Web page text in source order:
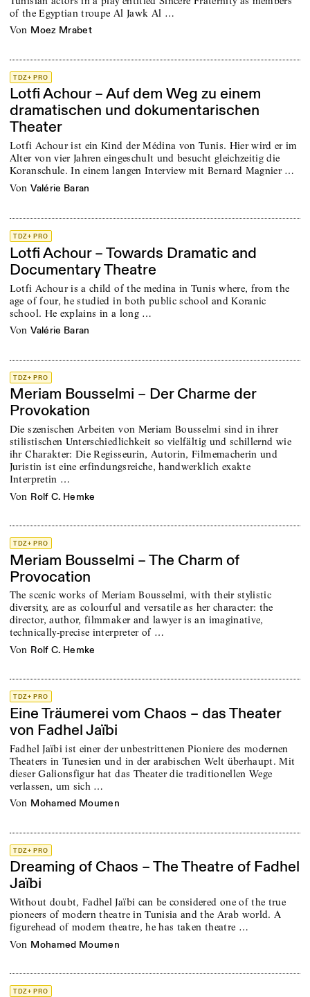
of the Egyptian troupe Al Jawk Al …
von Moez Mrabet
TDZ+ PRO
Lotfi Achour – Auf dem Weg zu einem
dramatischen und dokumentarischen
Theater
Lotfi Achour ist ein Kind der Médina von Tunis. Hier wird er im
Alter von vier Jahren eingeschult und besucht gleichzeitig die
Koranschule. In einem langen Interview mit Bernard Magnier …
von Valérie Baran
TDZ+ PRO
Lotfi Achour – Towards Dramatic and
Documentary Theatre
Lotfi Achour is a child of the medina in Tunis where, from the
age of four, he studied in both public school and Koranic
school. He explains in a long …
von Valérie Baran
TDZ+ PRO
Meriam Bousselmi – Der Charme der
Provokation
Die szenischen Arbeiten von Meriam Bousselmi sind in ihrer
stilistischen Unterschiedlichkeit so vielfältig und schillernd wie
ihr Charakter: Die Regisseurin, Autorin, Filmemacherin und
Juristin ist eine erfindungsreiche, handwerklich exakte
Interpretin …
von Rolf C. Hemke
TDZ+ PRO
Meriam Bousselmi – The Charm of
Provocation
The scenic works of Meriam Bousselmi, with their stylistic
diversity, are as colourful and versatile as her character: the
director, author, filmmaker and lawyer is an imaginative,
technically-precise interpreter of …
von Rolf C. Hemke
TDZ+ PRO
Eine Träumerei vom Chaos – das Theater
von Fadhel Jaïbi
Fadhel Jaïbi ist einer der unbestrittenen Pioniere des modernen
Theaters in Tunesien und in der arabischen Welt überhaupt. Mit
dieser Galionsfigur hat das Theater die traditionellen Wege
verlassen, um sich …
von Mohamed Moumen
TDZ+ PRO
Dreaming of Chaos – The Theatre of Fadhel
Jaïbi
Without doubt, Fadhel Jaïbi can be considered one of the true
pioneers of modern theatre in Tunisia and the Arab world. A
figurehead of modern theatre, he has taken theatre …
von Mohamed Moumen
TDZ+ PRO